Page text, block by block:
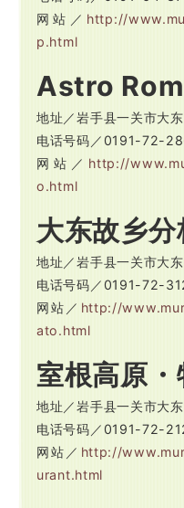
网站／ http://
p.html
Astro
地址／岩手县一关市大
电话号码／0191-72-
网站／ http://
o.html
大东故乡分
地址／岩手县一关市大
电话号码／0191-72-
网站／ http://
ato.html
室根高原
地址／岩手县一关市大
电话号码／0191-72-
网站／ http://
urant.html